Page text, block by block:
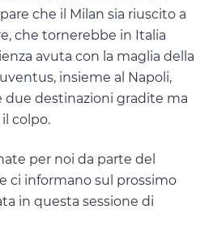
che il Milan sia riuscito a
che tornerebbe in Italia
avuta con la maglia della
insieme al Napoli,
due destinazioni gradite ma
colpo.
per noi da parte del
ci informano sul prossimo
in questa sessione di